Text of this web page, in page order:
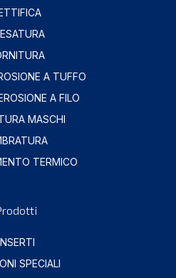
A TUFFO
A FILO
MASCHI
TERMICO
SPECIALI